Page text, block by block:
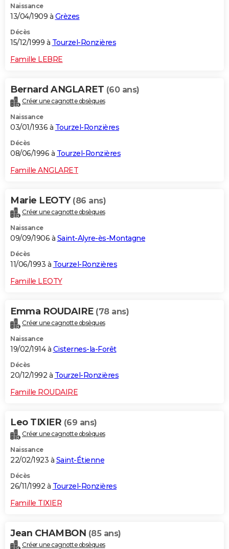
Naissance
13/04/1909 à Grèzes
Décès
15/12/1999 à Tourzel-Ronzières
Famille LEBRE
Bernard ANGLARET (60 ans)
Créer une cagnotte obsèques
Naissance
03/01/1936 à Tourzel-Ronzières
Décès
08/06/1996 à Tourzel-Ronzières
Famille ANGLARET
Marie LEOTY (86 ans)
Créer une cagnotte obsèques
Naissance
09/09/1906 à Saint-Alyre-ès-Montagne
Décès
11/06/1993 à Tourzel-Ronzières
Famille LEOTY
Emma ROUDAIRE (78 ans)
Créer une cagnotte obsèques
Naissance
19/02/1914 à Cisternes-la-Forêt
Décès
20/12/1992 à Tourzel-Ronzières
Famille ROUDAIRE
Leo TIXIER (69 ans)
Créer une cagnotte obsèques
Naissance
22/02/1923 à Saint-Étienne
Décès
26/11/1992 à Tourzel-Ronzières
Famille TIXIER
Jean CHAMBON (85 ans)
Créer une cagnotte obsèques